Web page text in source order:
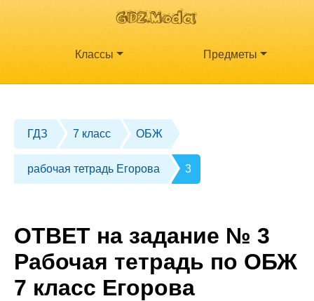
Классы Предметы
ГДЗ 7 класс ОБЖ
рабочая тетрадь Егорова 3
ОТВЕТ на задание № 3
Рабочая тетрадь по ОБЖ
7 класс Егорова